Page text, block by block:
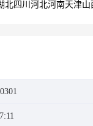
北四川 河北河南天津山